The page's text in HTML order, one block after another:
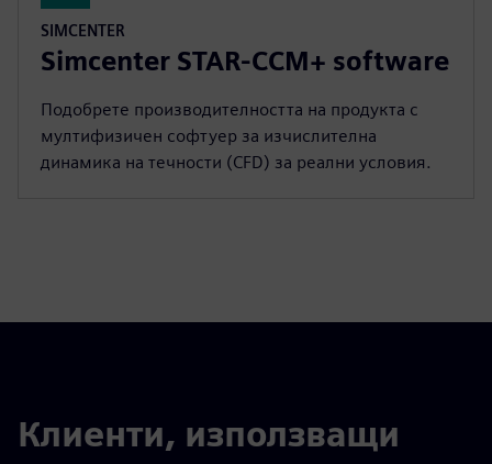
SIMCENTER
Simcenter STAR-CCM+ software
Подобрете производителността на продукта с
мултифизичен софтуер за изчислителна
динамика на течности (CFD) за реални условия.
Клиенти, използващи